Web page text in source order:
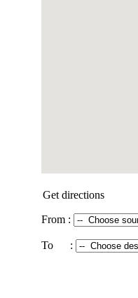
Get directions
From :
To :